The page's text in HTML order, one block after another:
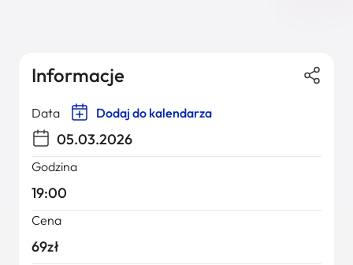
Informacje
Data Dodaj do kalendarza
05.03.2026
Godzina
19:00
Cena
69zł